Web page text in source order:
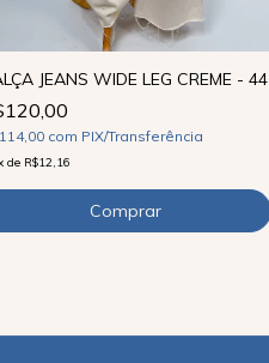
JEANS WIDE LEG CREME - 44
com PIX/Transferência
de R$12,16